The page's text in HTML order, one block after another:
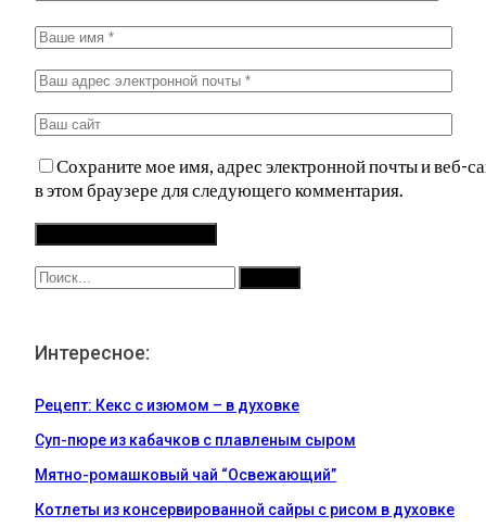
Сохраните мое имя, адрес электронной почты и веб-
в этом браузере для следующего комментария.
Интересное:
Рецепт: Кекс с изюмом – в духовке
Суп-пюре из кабачков с плавленым сыром
Мятно-ромашковый чай “Освежающий”
Котлеты из консервированной сайры с рисом в духовке